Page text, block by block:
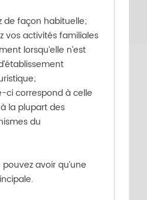
de façon habituelle;
vos activités familiales
lorsqu’elle n’est
ci correspond à celle
la plupart des
du
avoir qu’une